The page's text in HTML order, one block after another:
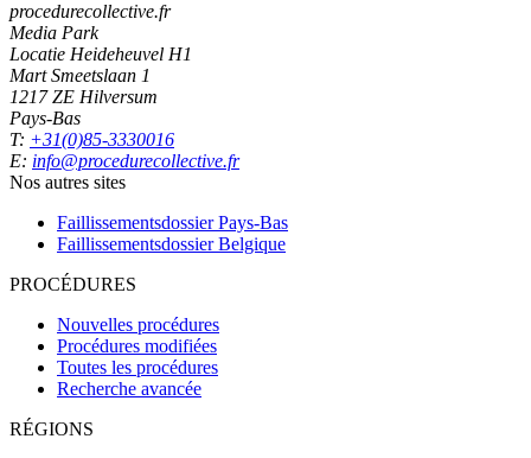
procedurecollective.fr
Media Park
Locatie Heideheuvel H1
Mart Smeetslaan 1
1217 ZE Hilversum
Pays-Bas
T: +31(0)85-3330016
E: info@procedurecollective.fr
Nos autres sites
Faillissementsdossier Pays-Bas
Faillissementsdossier Belgique
PROCÉDURES
Nouvelles procédures
Procédures modifiées
Toutes les procédures
Recherche avancée
RÉGIONS